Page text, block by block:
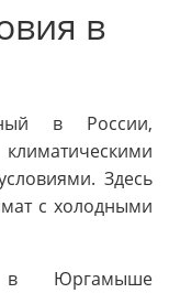
в
в России,
Здесь
с холодными
в Юргамыше